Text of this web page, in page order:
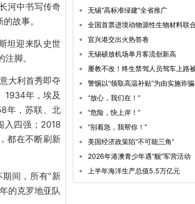
河中书写传奇
故事。
坦迎来队史世
脚。
大利首秀即夺
1934年，埃及
年，苏联、北
入四强；2018
都在不断刷新
间，所有“新
的克罗地亚队
无锡“高标准绿建”全省推广
宜兴港交出火热答卷
无锡硕放机场单月客流创新高
警惕以“领取高温补贴”为由实施诈骗
“放心，我们在！”
“危险，快上岸！”
“别着急，我帮你！”
美国经济政策陷“不可能三角”
上半年海洋生产总值5.5万亿元